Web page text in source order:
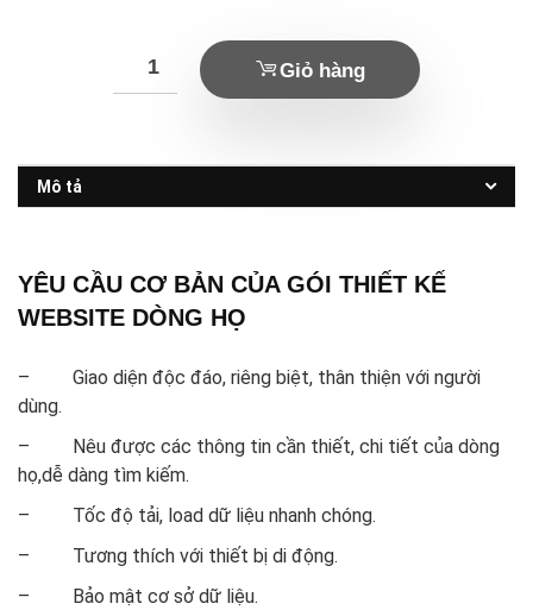
là:
7.495.000 ₫.
Giỏ hàng
Mô tả
YÊU CẦU CƠ BẢN CỦA GÓI THIẾT KẾ
WEBSITE DÒNG HỌ
– Giao diện độc đáo, riêng biệt, thân thiện với người
dùng.
– Nêu được các thông tin cần thiết, chi tiết của dòng
họ,dễ dàng tìm kiếm.
– Tốc độ tải, load dữ liệu nhanh chóng.
– Tương thích với thiết bị di động.
– Bảo mật cơ sở dữ liệu.